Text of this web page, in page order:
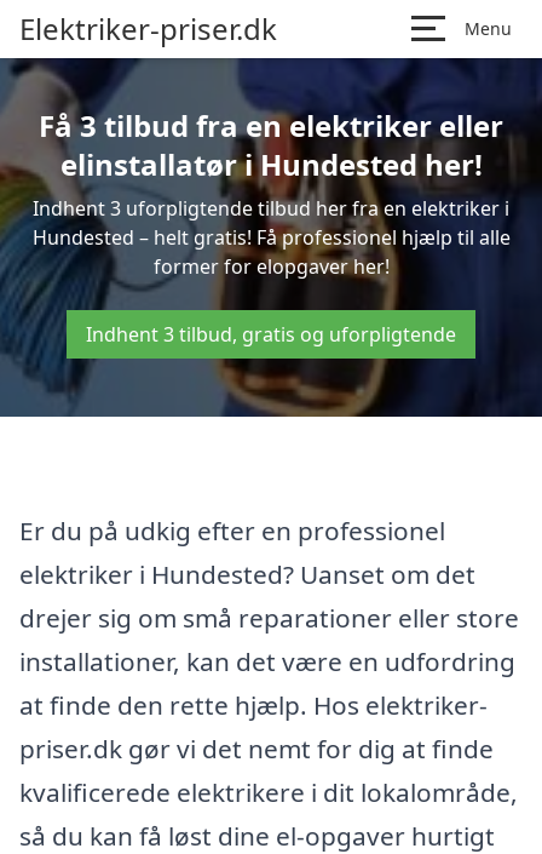
Elektriker-priser.dk Menu
Få 3 tilbud fra en elektriker eller
elinstallatør i Hundested her!
Indhent 3 uforpligtende tilbud her fra en elektriker i
Hundested – helt gratis! Få professionel hjælp til alle
former for elopgaver her!
Indhent 3 tilbud, gratis og uforpligtende
Er du på udkig efter en professionel
elektriker i Hundested? Uanset om det
drejer sig om små reparationer eller store
installationer, kan det være en udfordring
at finde den rette hjælp. Hos elektriker-
priser.dk gør vi det nemt for dig at finde
kvalificerede elektrikere i dit lokalområde,
så du kan få løst dine el-opgaver hurtigt